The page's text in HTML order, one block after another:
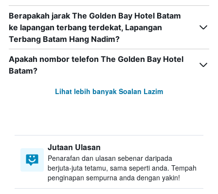
Berapakah jarak The Golden Bay Hotel Batam
ke lapangan terbang terdekat, Lapangan
Terbang Batam Hang Nadim?
Apakah nombor telefon The Golden Bay Hotel
Batam?
Lihat lebih banyak Soalan Lazim
Jutaan Ulasan
Penarafan dan ulasan sebenar daripada
berjuta-juta tetamu, sama seperti anda. Tempah
penginapan sempurna anda dengan yakin!